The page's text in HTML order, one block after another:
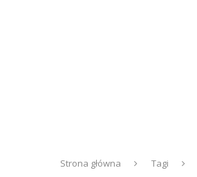
Strona główna Tagi